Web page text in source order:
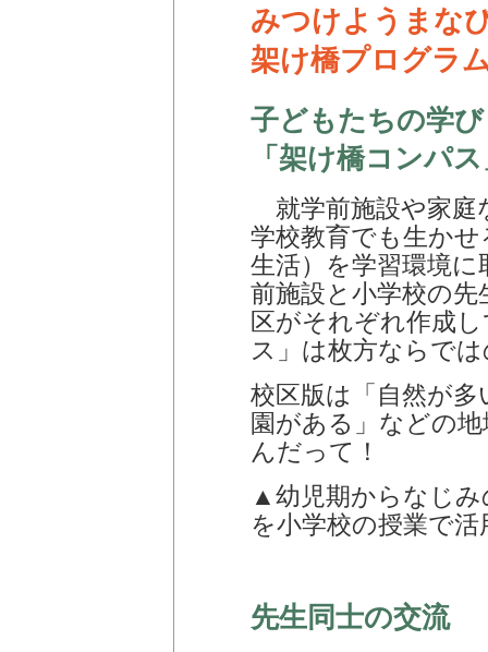
みつけようまな
架け橋プログラ
子どもたちの学
「架け橋コンパ
就学前施設や家庭
学校教育でも生か
生活）を学習環境
前施設と小学校の
区がそれぞれ作成
ス」は枚方ならで
校区版は「自然が
園がある」などの
んだって！
▲幼児期からなじ
を小学校の授業で活
先生同士の交流